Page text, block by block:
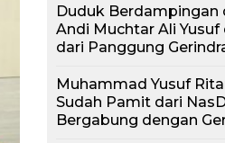
Duduk Berdampingan
Andi Muchtar Ali
dari Panggung
Muhammad Yusuf
Sudah Pamit dari
Bergabung dengan